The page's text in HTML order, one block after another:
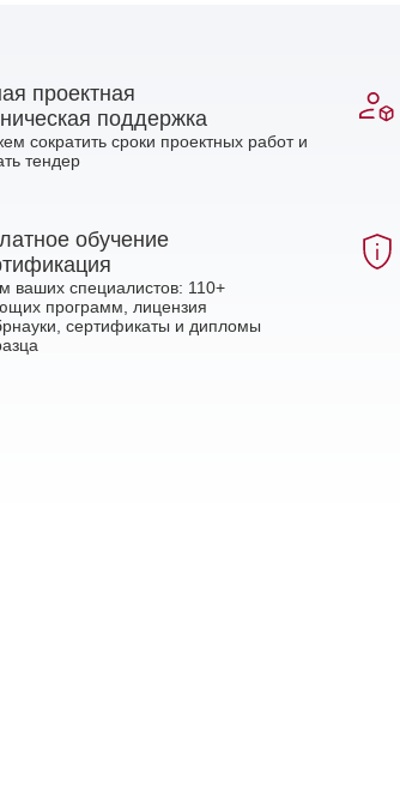
проектная
поддержка
сократить сроки проектных работ и
тендер
обучение
ваших специалистов: 110+
программ, лицензия
сертификаты и дипломы